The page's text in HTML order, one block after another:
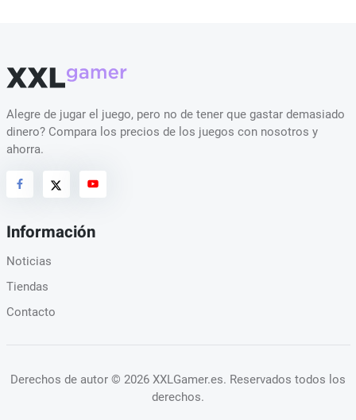
Alegre de jugar el juego, pero no de tener que gastar demasiado
dinero? Compara los precios de los juegos con nosotros y
ahorra.
Información
Noticias
Tiendas
Contacto
Derechos de autor © 2026 XXLGamer.es. Reservados todos los
derechos.